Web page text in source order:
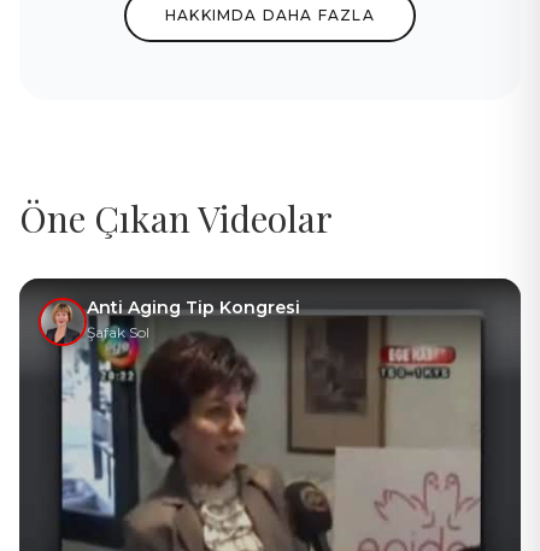
HAKKIMDA DAHA FAZLA
Öne Çıkan Videolar
Anti Aging Tip Kongresi
Şafak Sol